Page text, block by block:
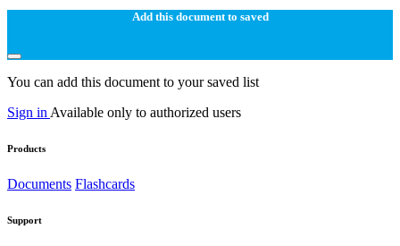
Add this document to saved
You can add this document to your saved list
Sign in Available only to authorized users
Products
Documents Flashcards
Support